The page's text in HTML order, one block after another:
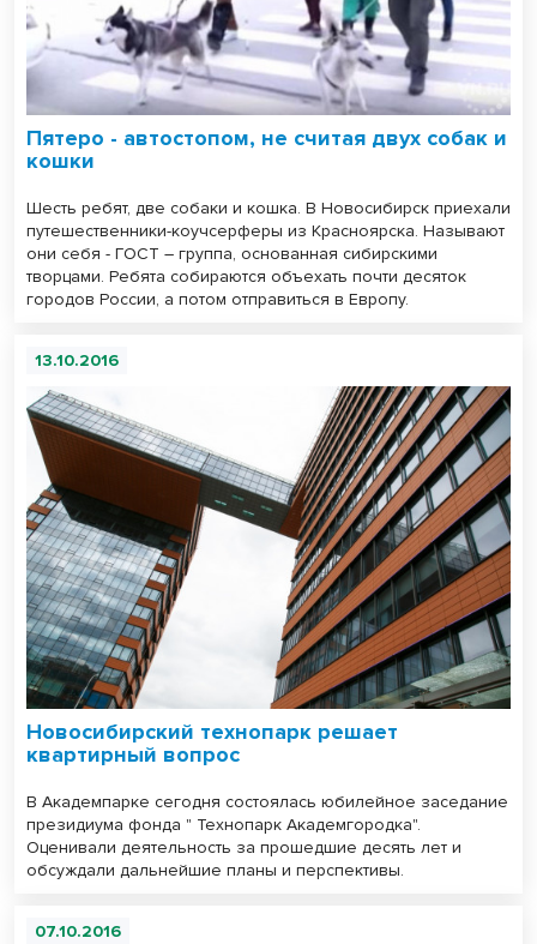
Пятеро - автостопом, не считая двух собак и
кошки
Шесть ребят, две собаки и кошка. В Новосибирск приехали
путешественники-коучсерферы из Красноярска. Называют
они себя - ГОСТ – группа, основанная сибирскими
творцами. Ребята собираются объехать почти десяток
городов России, а потом отправиться в Европу.
13.10.2016
Новосибирский технопарк решает
квартирный вопрос
В Академпарке сегодня состоялась юбилейное заседание
президиума фонда " Технопарк Академгородка".
Оценивали деятельность за прошедшие десять лет и
обсуждали дальнейшие планы и перспективы.
07.10.2016